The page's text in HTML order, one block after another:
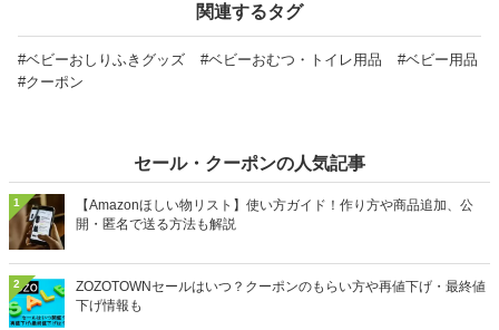
関連するタグ
#ベビーおしりふきグッズ #ベビーおむつ・トイレ用品
#ベビー用品
#クーポン
セール・クーポンの人気記事
1
【Amazonほしい物リスト】使い方ガイド！作り方や商品追加、公
開・匿名で送る方法も解説
2
ZOZOTOWNセールはいつ？クーポンのもらい方や再値下げ・最終値
下げ情報も